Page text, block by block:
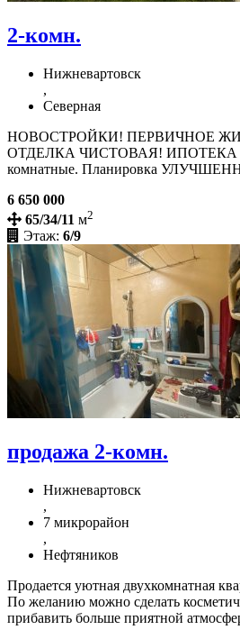
2-комн.
Нижневартовск
,
Северная
НОВОСТРОЙКИ! ПЕРВИЧНОЕ
ОТДЕЛКА ЧИСТОВАЯ! ИПОТЕКА
комнатные. Планировка
6 650 000
65/34/11 м2
Этаж: 6/9
продажа 2-комн.
Нижневартовск
,
7 микрорайон
,
Нефтяников
Продается уютная двухкомнатная
По желанию можно сделать
прибавить больше приятной